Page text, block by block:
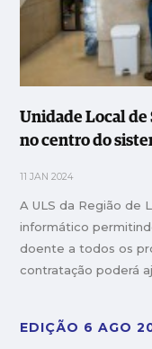
Unidade Local de
no centro do
11 JAN 2024
A ULS da Região de
informático
doente a todos os
contratação poderá
EDIÇÃO 6 AGO